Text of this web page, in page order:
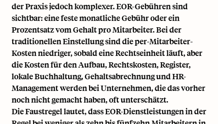
der Praxis jedoch komplexer. EOR-Gebühren sind
sichtbar: eine feste monatliche Gebühr oder ein
Prozentsatz vom Gehalt pro Mitarbeiter. Bei der
traditionellen Einstellung sind die per-Mitarbeiter-
Kosten niedriger, sobald eine Rechtseinheit läuft, aber
die Kosten für den Aufbau, Rechtskosten, Register,
lokale Buchhaltung, Gehaltsabrechnung und HR-
Management werden bei Unternehmen, die das vorher
noch nicht gemacht haben, oft unterschätzt.
Die Faustregel lautet, dass EOR-Dienstleistungen in der